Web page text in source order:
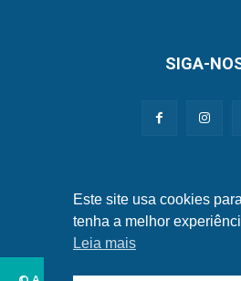
SIGA-
Este site usa cookies
tenha a melhor
Leia mais